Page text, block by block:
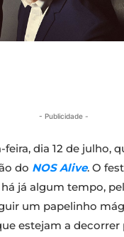
- Publicidade -
feira, dia 12 de julho,
do NOS Alive. O
já algum tempo,
um papelinho
estejam a decorrer